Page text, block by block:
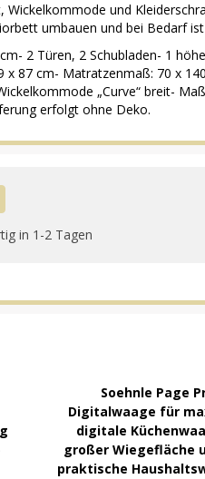
und
umbauen und bei Bedarf
2 Türen, 2 Schubladen- 1
x 87 cm- Matratzenmaß: 70 x
„Curve“ breit-
erfolgt ohne Deko.
in 1-2 Tagen
Soehnle Page
Digitalwaage für
digitale
großer Wiegefläche
praktische